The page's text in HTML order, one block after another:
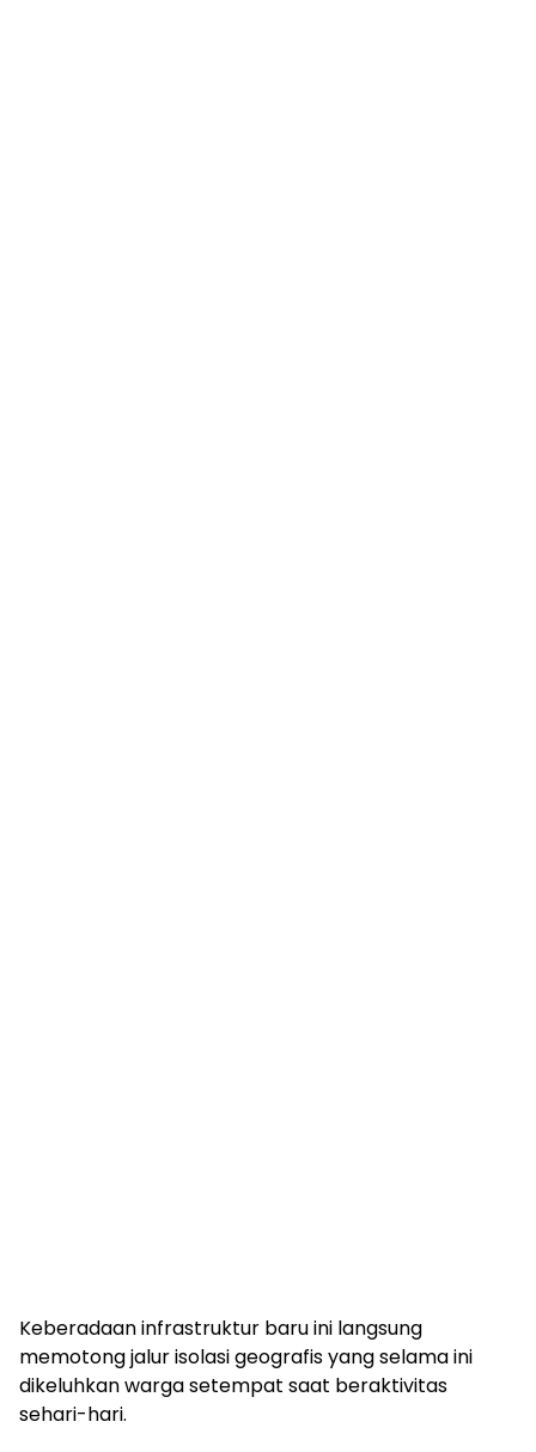
​Keberadaan infrastruktur baru ini langsung
memotong jalur isolasi geografis yang selama ini
dikeluhkan warga setempat saat beraktivitas
sehari-hari.